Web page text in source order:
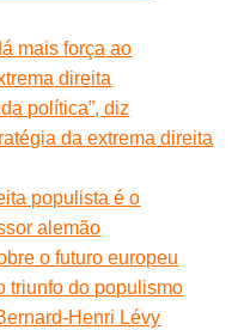
mais força ao
direita
política”, diz
da extrema direita
populista é o
alemão
o futuro europeu
triunfo do populismo
Henri Lévy